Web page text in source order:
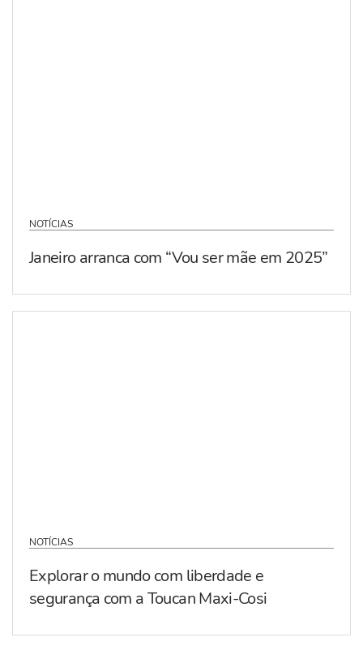
NOTÍCIAS
Janeiro arranca com “Vou ser mãe em 2025”
NOTÍCIAS
Explorar o mundo com liberdade e
segurança com a Toucan Maxi-Cosi